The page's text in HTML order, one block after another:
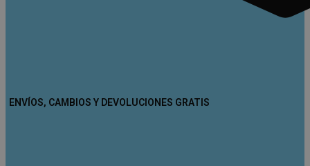
ENVÍOS, CAMBIOS Y DEVOLUCIONES GRATIS